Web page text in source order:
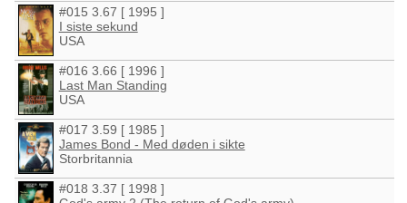
#015 3.67 [ 1995 ]
I siste sekund
USA
#016 3.66 [ 1996 ]
Last Man Standing
USA
#017 3.59 [ 1985 ]
James Bond - Med døden i sikte
Storbritannia
#018 3.37 [ 1998 ]